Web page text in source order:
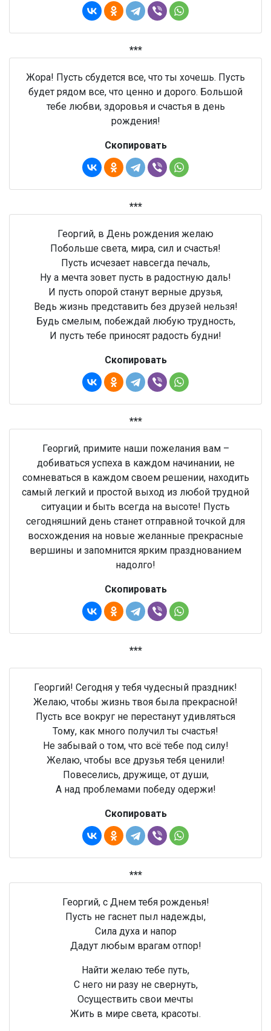
***
Жора! Пусть сбудется все, что ты хочешь. Пусть
будет рядом все, что ценно и дорого. Большой
тебе любви, здоровья и счастья в день
рождения!
Скопировать
***
Георгий, в День рождения желаю
Побольше света, мира, сил и счастья!
Пусть исчезает навсегда печаль,
Ну а мечта зовет пусть в радостную даль!
И пусть опорой станут верные друзья,
Ведь жизнь представить без друзей нельзя!
Будь смелым, побеждай любую трудность,
И пусть тебе приносят радость будни!
Скопировать
***
Георгий, примите наши пожелания вам –
добиваться успеха в каждом начинании, не
сомневаться в каждом своем решении, находить
самый легкий и простой выход из любой трудной
ситуации и быть всегда на высоте! Пусть
сегодняшний день станет отправной точкой для
восхождения на новые желанные прекрасные
вершины и запомнится ярким празднованием
надолго!
Скопировать
***
Георгий! Сегодня у тебя чудесный праздник!
Желаю, чтобы жизнь твоя была прекрасной!
Пусть все вокруг не перестанут удивляться
Тому, как много получил ты счастья!
Не забывай о том, что всё тебе под силу!
Желаю, чтобы все друзья тебя ценили!
Повеселись, дружище, от души,
А над проблемами победу одержи!
Скопировать
***
Георгий, с Днем тебя рожденья!
Пусть не гаснет пыл надежды,
Сила духа и напор
Дадут любым врагам отпор!
Найти желаю тебе путь,
С него ни разу не свернуть,
Осуществить свои мечты
Жить в мире света, красоты.